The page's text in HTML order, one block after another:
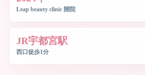
Leap beauty clinic 開院
JR宇都宮駅
西口徒歩1分